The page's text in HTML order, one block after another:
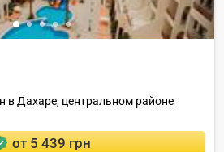
в Дахаре, центральном районе
от 5 439 грн